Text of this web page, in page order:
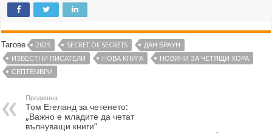
Тагове 2025 SECRET OF SECRETS
ДАН БРАУН
ИЗВЕСТНИ ПИСАТЕЛИ
НОВА КНИГА
НОВИНИ ЗА ЧЕТЯЩИ ХОРА
СЕПТЕМВРИ
Предишна
Том Егеланд за четенето:
„Важно е младите да четат
вълнуващи книги“